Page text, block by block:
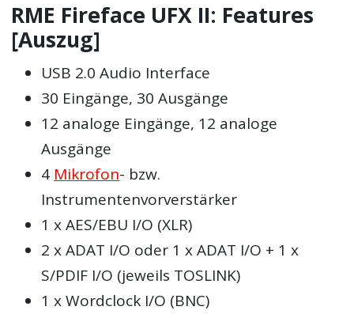
RME Fireface UFX II: Features
[Auszug]
USB 2.0 Audio Interface
30 Eingänge, 30 Ausgänge
12 analoge Eingänge, 12 analoge
Ausgänge
4 Mikrofon- bzw.
Instrumentenvorverstärker
1 x AES/EBU I/O (XLR)
2 x ADAT I/O oder 1 x ADAT I/O + 1 x
S/PDIF I/O (jeweils TOSLINK)
1 x Wordclock I/O (BNC)